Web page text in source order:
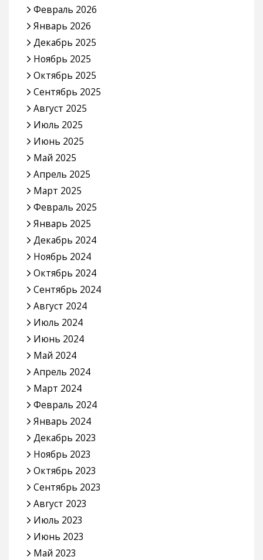
Февраль 2026
Январь 2026
Декабрь 2025
Ноябрь 2025
Октябрь 2025
Сентябрь 2025
Август 2025
Июль 2025
Июнь 2025
Май 2025
Апрель 2025
Март 2025
Февраль 2025
Январь 2025
Декабрь 2024
Ноябрь 2024
Октябрь 2024
Сентябрь 2024
Август 2024
Июль 2024
Июнь 2024
Май 2024
Апрель 2024
Март 2024
Февраль 2024
Январь 2024
Декабрь 2023
Ноябрь 2023
Октябрь 2023
Сентябрь 2023
Август 2023
Июль 2023
Июнь 2023
Май 2023